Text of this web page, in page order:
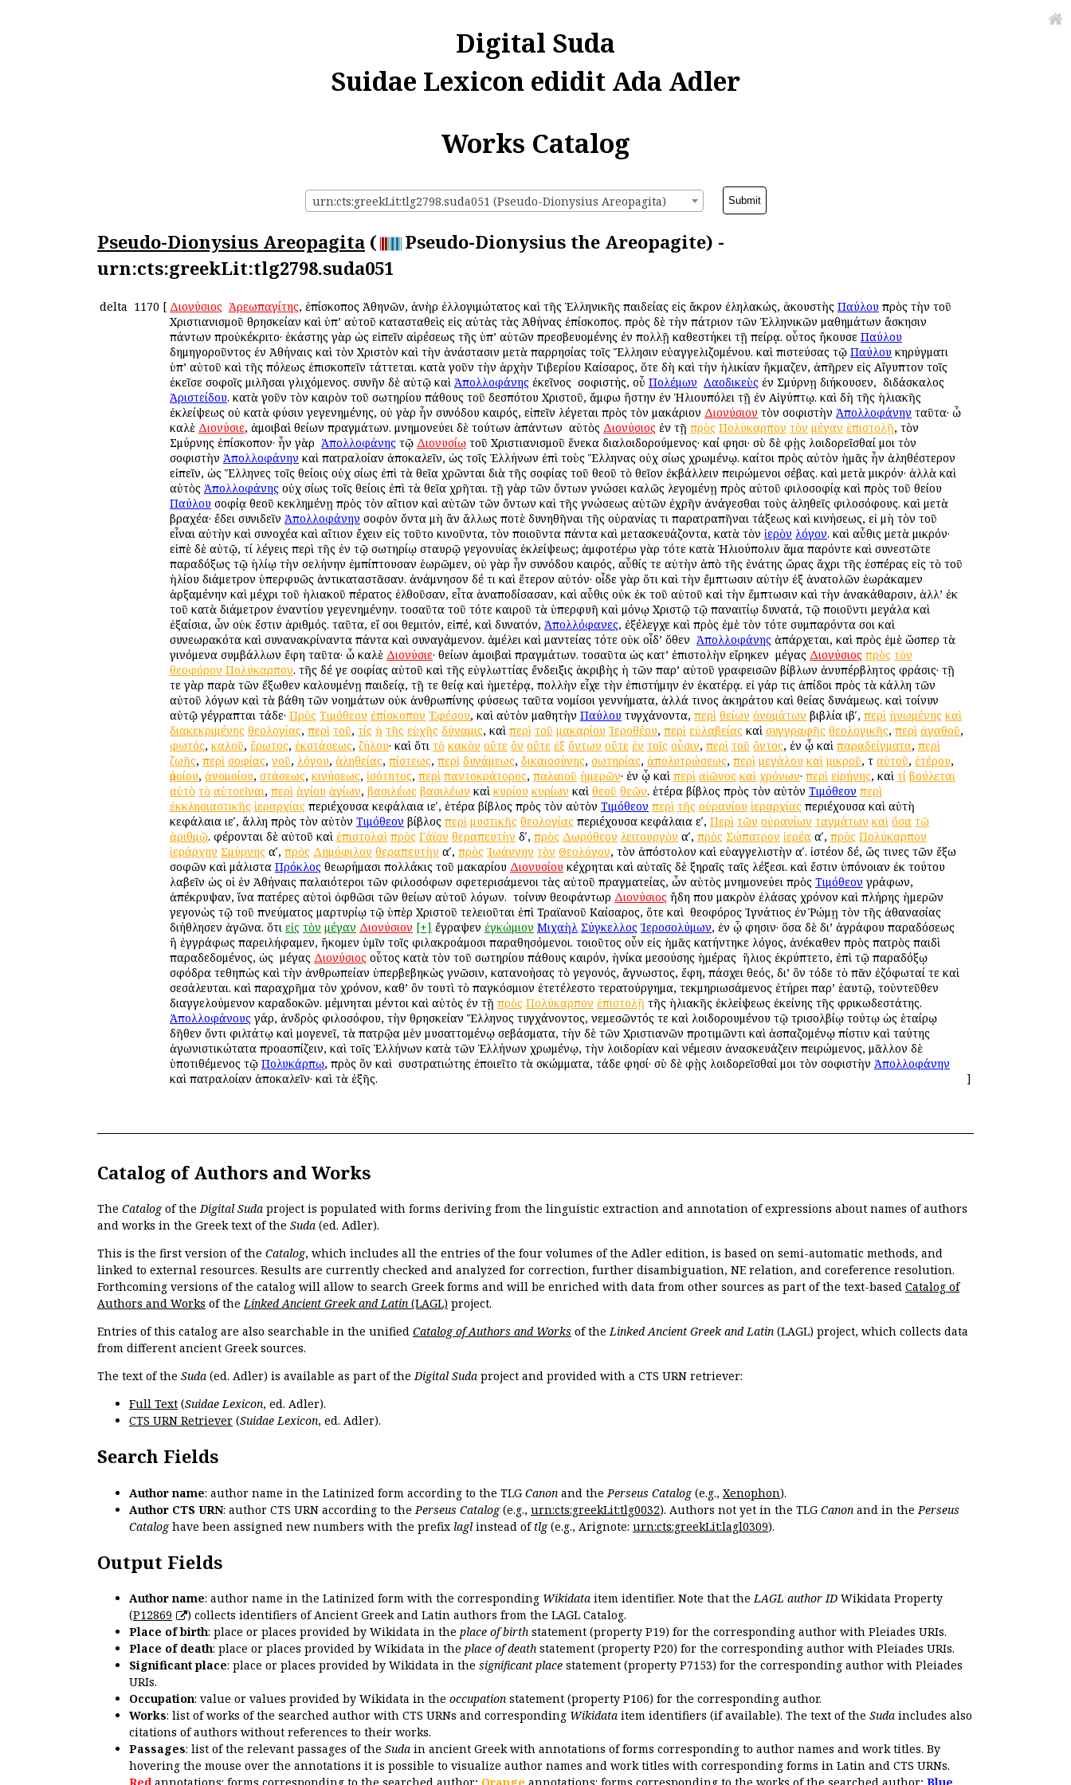
Digital Suda
Suidae Lexicon edidit Ada Adler
Works Catalog
urn:cts:greekLit:tlg2798.suda051 (Pseudo-Dionysius Areopagita)
Pseudo-Dionysius Areopagita (
Pseudo-Dionysius the Areopagite) -
urn:cts:greekLit:tlg2798.suda051
delta 1170 [ Διονύσιος Ἀρεωπαγίτης, ἐπίσκοπος Ἀθηνῶν, ἀνὴρ ἐλλογιμώτατος καὶ τῆς Ἑλληνικῆς παιδείας εἰς ἄκρον ἐληλακώς, ἀκουστὴς Παύλου πρὸς τὴν τοῦ
Χριστιανισμοῦ θρησκείαν καὶ ὑπ’ αὐτοῦ κατασταθεὶς εἰς αὐτὰς τὰς Ἀθήνας ἐπίσκοπος. πρὸς δὲ τὴν πάτριον τῶν Ἑλληνικῶν μαθημάτων ἄσκησιν
πάντων προὐκέκριτο· ἑκάστης γὰρ ὡς εἰπεῖν αἱρέσεως τῆς ὑπ’ αὐτῶν πρεσβευομένης ἐν πολλῇ καθεστήκει τῇ πείρᾳ. οὗτος ἤκουσε Παύλου
δημηγοροῦντος ἐν Ἀθήναις καὶ τὸν Χριστὸν καὶ τὴν ἀνάστασιν μετὰ παρρησίας τοῖς Ἕλλησιν εὐαγγελιζομένου. καὶ πιστεύσας τῷ Παύλου κηρύγματι
ὑπ’ αὐτοῦ καὶ τῆς πόλεως ἐπισκοπεῖν τάττεται. κατὰ γοῦν τὴν ἀρχὴν Τιβερίου Καίσαρος, ὅτε δὴ καὶ τὴν ἡλικίαν ἤκμαζεν, ἀπῆρεν εἰς Αἴγυπτον τοῖς
ἐκεῖσε σοφοῖς ὁμιλῆσαι γλιχόμενος. συνῆν δὲ αὐτῷ καὶ Ἀπολλοφάνης ἐκεῖνος ὁ σοφιστής, οὗ Πολέμων Λαοδικεὺς ἐν Σμύρνῃ διήκουσεν, ὁ διδάσκαλος
Ἀριστείδου. κατὰ γοῦν τὸν καιρὸν τοῦ σωτηρίου πάθους τοῦ δεσπότου Χριστοῦ, ἄμφω ἤστην ἐν Ἡλιουπόλει τῇ ἐν Αἰγύπτῳ. καὶ δὴ τῆς ἡλιακῆς
ἐκλείψεως οὐ κατὰ φύσιν γεγενημένης, οὐ γὰρ ἦν συνόδου καιρός, εἰπεῖν λέγεται πρὸς τὸν μακάριον Διονύσιον τὸν σοφιστὴν Ἀπολλοφάνην ταῦτα· ὦ
καλὲ Διονύσιε, ἀμοιβαὶ θείων πραγμάτων. μνημονεύει δὲ τούτων ἁπάντων ὁ αὐτὸς Διονύσιος ἐν τῇ πρὸς Πολύκαρπον τὸν μέγαν ἐπιστολῇ, τὸν
Σμύρνης ἐπίσκοπον· ἦν γὰρ ὁ Ἀπολλοφάνης τῷ Διονυσίῳ τοῦ Χριστιανισμοῦ ἕνεκα διαλοιδορούμενος· καί φησι· σὺ δὲ φῂς λοιδορεῖσθαί μοι τὸν
σοφιστὴν Ἀπολλοφάνην καὶ πατραλοίαν ἀποκαλεῖν, ὡς τοῖς Ἑλλήνων ἐπὶ τοὺς Ἕλληνας οὐχ ὁσίως χρωμένῳ. καίτοι πρὸς αὐτὸν ἡμᾶς ἦν ἀληθέστερον
εἰπεῖν, ὡς Ἕλληνες τοῖς θείοις οὐχ ὁσίως ἐπὶ τὰ θεῖα χρῶνται διὰ τῆς σοφίας τοῦ θεοῦ τὸ θεῖον ἐκβάλλειν πειρώμενοι σέβας. καὶ μετὰ μικρόν· ἀλλὰ καὶ
αὐτὸς Ἀπολλοφάνης οὐχ ὁσίως τοῖς θείοις ἐπὶ τὰ θεῖα χρῆται. τῇ γὰρ τῶν ὄντων γνώσει καλῶς λεγομένῃ πρὸς αὐτοῦ φιλοσοφίᾳ καὶ πρὸς τοῦ θείου
Παύλου σοφίᾳ θεοῦ κεκλημένῃ πρὸς τὸν αἴτιον καὶ αὐτῶν τῶν ὄντων καὶ τῆς γνώσεως αὐτῶν ἐχρῆν ἀνάγεσθαι τοὺς ἀληθεῖς φιλοσόφους. καὶ μετὰ
βραχέα· ἔδει συνιδεῖν Ἀπολλοφάνην σοφὸν ὄντα μὴ ἂν ἄλλως ποτὲ δυνηθῆναι τῆς οὐρανίας τι παρατραπῆναι τάξεως καὶ κινήσεως, εἰ μὴ τὸν τοῦ
εἶναι αὐτὴν καὶ συνοχέα καὶ αἴτιον ἔχειν εἰς τοῦτο κινοῦντα, τὸν ποιοῦντα πάντα καὶ μετασκευάζοντα, κατὰ τὸν ἱερὸν λόγον. καὶ αὖθις μετὰ μικρόν·
εἰπὲ δὲ αὐτῷ, τί λέγεις περὶ τῆς ἐν τῷ σωτηρίῳ σταυρῷ γεγονυίας ἐκλείψεως; ἀμφοτέρω γὰρ τότε κατὰ Ἡλιούπολιν ἅμα παρόντε καὶ συνεστῶτε
παραδόξως τῷ ἡλίῳ τὴν σελήνην ἐμπίπτουσαν ἑωρῶμεν, οὐ γὰρ ἦν συνόδου καιρός, αὖθίς τε αὐτὴν ἀπὸ τῆς ἐνάτης ὥρας ἄχρι τῆς ἑσπέρας εἰς τὸ τοῦ
ἡλίου διάμετρον ὑπερφυῶς ἀντικαταστᾶσαν. ἀνάμνησον δέ τι καὶ ἕτερον αὐτόν· οἶδε γὰρ ὅτι καὶ τὴν ἔμπτωσιν αὐτὴν ἐξ ἀνατολῶν ἑωράκαμεν
ἀρξαμένην καὶ μέχρι τοῦ ἡλιακοῦ πέρατος ἐλθοῦσαν, εἶτα ἀναποδίσασαν, καὶ αὖθις οὐκ ἐκ τοῦ αὐτοῦ καὶ τὴν ἔμπτωσιν καὶ τὴν ἀνακάθαρσιν, ἀλλ’ ἐκ
τοῦ κατὰ διάμετρον ἐναντίου γεγενημένην. τοσαῦτα τοῦ τότε καιροῦ τὰ ὑπερφυῆ καὶ μόνῳ Χριστῷ τῷ παναιτίῳ δυνατά, τῷ ποιοῦντι μεγάλα καὶ
ἐξαίσια, ὧν οὐκ ἔστιν ἀριθμός. ταῦτα, εἴ σοι θεμιτόν, εἰπέ, καὶ δυνατόν, Ἀπολλόφανες, ἐξέλεγχε καὶ πρὸς ἐμὲ τὸν τότε συμπαρόντα σοι καὶ
συνεωρακότα καὶ συνανακρίναντα πάντα καὶ συναγάμενον. ἀμέλει καὶ μαντείας τότε οὐκ οἶδ’ ὅθεν ὁ Ἀπολλοφάνης ἀπάρχεται, καὶ πρὸς ἐμὲ ὥσπερ τὰ
γινόμενα συμβάλλων ἔφη ταῦτα· ὦ καλὲ Διονύσιε· θείων ἀμοιβαὶ πραγμάτων. τοσαῦτα ὡς κατ’ ἐπιστολὴν εἴρηκεν ὁ μέγας Διονύσιος πρὸς τὸν
θεοφόρον Πολύκαρπον. τῆς δέ γε σοφίας αὐτοῦ καὶ τῆς εὐγλωττίας ἔνδειξις ἀκριβὴς ἡ τῶν παρ’ αὐτοῦ γραφεισῶν βίβλων ἀνυπέρβλητος φράσις· τῇ
τε γὰρ παρὰ τῶν ἔξωθεν καλουμένῃ παιδείᾳ, τῇ τε θείᾳ καὶ ἡμετέρᾳ, πολλὴν εἶχε τὴν ἐπιστήμην ἐν ἑκατέρᾳ. εἰ γάρ τις ἀπίδοι πρὸς τὰ κάλλη τῶν
αὐτοῦ λόγων καὶ τὰ βάθη τῶν νοημάτων οὐκ ἀνθρωπίνης φύσεως ταῦτα νομίσοι γεννήματα, ἀλλά τινος ἀκηράτου καὶ θείας δυνάμεως. καὶ τοίνυν
αὐτῷ γέγραπται τάδε· Πρὸς Τιμόθεον ἐπίσκοπον Ἐφέσου, καὶ αὐτὸν μαθητὴν Παύλου τυγχάνοντα, περὶ θείων ὀνομάτων βιβλία ιβʹ, περὶ ἡνωμένης καὶ
διακεκριμένης θεολογίας, περὶ τοῦ, τίς ἡ τῆς εὐχῆς δύναμις, καὶ περὶ τοῦ μακαρίου Ἱεροθέου, περὶ εὐλαβείας καὶ συγγραφῆς θεολογικῆς, περὶ ἀγαθοῦ,
φωτός, καλοῦ, ἔρωτος, ἐκστάσεως, ζήλου· καὶ ὅτι τὸ κακὸν οὔτε ὂν οὔτε ἐξ ὄντων οὔτε ἐν τοῖς οὖσιν, περὶ τοῦ ὄντος, ἐν ᾧ καὶ παραδείγματα, περὶ
ζωῆς, περὶ σοφίας,νοῦ, λόγου, ἀληθείας, πίστεως, περὶ δυνάμεως, δικαιοσύνης, σωτηρίας, ἀπολυτρώσεως, περὶ μεγάλου καὶ μικροῦ, τ αὐτοῦ, ἑτέρου,
ὁμοίου, ἀνομοίου, στάσεως, κινήσεως, ἰσότητος, περὶ παντοκράτορος, παλαιοῦ ἡμερῶν· ἐν ᾧ καὶ περὶ αἰῶνος καὶ χρόνων· περὶ εἰρήνης, καὶ τί βούλεται
αὐτὸ τὸ αὐτοεῖναι, περὶ ἁγίου ἁγίων, βασιλέως βασιλέων καὶ κυρίου κυρίων καὶ θεοῦ θεῶν. ἑτέρα βίβλος πρὸς τὸν αὐτὸν Τιμόθεον περὶ
ἐκκλησιαστικῆς ἱεραρχίας περιέχουσα κεφάλαια ιεʹ, ἑτέρα βίβλος πρὸς τὸν αὐτὸν Τιμόθεον περὶ τῆς οὐρανίου ἱεραρχίας περιέχουσα καὶ αὐτὴ
κεφάλαια ιεʹ, ἄλλη πρὸς τὸν αὐτὸν Τιμόθεον βίβλος περὶ μυστικῆς θεολογίας περιέχουσα κεφάλαια εʹ, Περὶ τῶν οὐρανίων ταγμάτων καὶ ὅσα τῷ
ἀριθμῷ. φέρονται δὲ αὐτοῦ καὶ ἐπιστολαὶ πρὸς Γάϊον θεραπευτὴν δʹ, πρὸς Δωρόθεον λειτουργὸν αʹ, πρὸς Σώπατρον ἱερέα αʹ, πρὸς Πολύκαρπον
ἱεράρχην Σμύρνης αʹ, πρὸς Δημόφιλον θεραπευτὴν αʹ, πρὸς Ἰωάννην τὸν Θεολόγον, τὸν ἀπόστολον καὶ εὐαγγελιστὴν αʹ. ἰστέον δέ, ὥς τινες τῶν ἔξω
σοφῶν καὶ μάλιστα Πρόκλος θεωρήμασι πολλάκις τοῦ μακαρίου Διονυσίου κέχρηται καὶ αὐταῖς δὲ ξηραῖς ταῖς λέξεσι. καὶ ἔστιν ὑπόνοιαν ἐκ τούτου
λαβεῖν ὡς οἱ ἐν Ἀθήναις παλαιότεροι τῶν φιλοσόφων σφετερισάμενοι τὰς αὐτοῦ πραγματείας, ὧν αὐτὸς μνημονεύει πρὸς Τιμόθεον γράφων,
ἀπέκρυψαν, ἵνα πατέρες αὐτοὶ ὀφθῶσι τῶν θείων αὐτοῦ λόγων. ὁ τοίνυν θεοφάντωρ Διονύσιος ἤδη που μακρὸν ἐλάσας χρόνον καὶ πλήρης ἡμερῶν
γεγονὼς τῷ τοῦ πνεύματος μαρτυρίῳ τῷ ὑπὲρ Χριστοῦ τελειοῦται ἐπὶ Τραϊανοῦ Καίσαρος, ὅτε καὶ ὁ θεοφόρος Ἰγνάτιος ἐν Ῥώμῃ τὸν τῆς ἀθανασίας
διήθλησεν ἀγῶνα. ὅτι εἰς τὸν μέγαν Διονύσιον [+] ἔγραψεν ἐγκώμιον Μιχαὴλ Σύγκελλος Ἱεροσολύμων, ἐν ᾧ φησιν· ὅσα δὲ δι’ ἀγράφου παραδόσεως
ἢ ἐγγράφως παρειλήφαμεν, ἥκομεν ὑμῖν τοῖς φιλακροάμοσι παραθησόμενοι. τοιοῦτος οὖν εἰς ἡμᾶς κατήντηκε λόγος, ἀνέκαθεν πρὸς πατρὸς παιδὶ
παραδεδομένος, ὡς ὁ μέγας Διονύσιος οὗτος κατὰ τὸν τοῦ σωτηρίου πάθους καιρόν, ἡνίκα μεσούσης ἡμέρας ὁ ἥλιος ἐκρύπτετο, ἐπὶ τῷ παραδόξῳ
σφόδρα τεθηπὼς καὶ τὴν ἀνθρωπείαν ὑπερβεβηκὼς γνῶσιν, κατανοήσας τὸ γεγονός, ἄγνωστος, ἔφη, πάσχει θεός, δι’ ὃν τόδε τὸ πᾶν ἐζόφωταί τε καὶ
σεσάλευται. καὶ παραχρῆμα τὸν χρόνον, καθ’ ὃν τουτὶ τὸ παγκόσμιον ἐτετέλεστο τερατούργημα, τεκμηριωσάμενος ἐτήρει παρ’ ἑαυτῷ, τοὐντεῦθεν
διαγγελούμενον καραδοκῶν. μέμνηται μέντοι καὶ αὐτὸς ἐν τῇ πρὸς Πολύκαρπον ἐπιστολῇ τῆς ἡλιακῆς ἐκλείψεως ἐκείνης τῆς φρικωδεστάτης.
Ἀπολλοφάνουςγάρ, ἀνδρὸς φιλοσόφου, τὴν θρησκείαν Ἕλληνος τυγχάνοντος, νεμεσῶντός τε καὶ λοιδορουμένου τῷ τρισολβίῳ τούτῳ ὡς ἑταίρῳ
δῆθεν ὄντι φιλτάτῳ καὶ ὁμογενεῖ, τὰ πατρῷα μὲν μυσαττομένῳ σεβάσματα, τὴν δὲ τῶν Χριστιανῶν προτιμῶντι καὶ ἀσπαζομένῳ πίστιν καὶ ταύτης
ἀγωνιστικώτατα προασπίζειν, καὶ τοῖς Ἑλλήνων κατὰ τῶν Ἑλλήνων χρωμένῳ, τὴν λοιδορίαν καὶ νέμεσιν ἀνασκευάζειν πειρώμενος, μᾶλλον δὲ
ὑποτιθέμενος τῷ Πολυκάρπῳ, πρὸς ὃν καὶ ὁ συστρατιώτης ἐποιεῖτο τὰ σκώμματα, τάδε φησί· σὺ δὲ φῂς λοιδορεῖσθαί μοι τὸν σοφιστὴν Ἀπολλοφάνην
καὶ πατραλοίαν ἀποκαλεῖν· καὶ τὰ ἑξῆς.
]
Catalog of Authors and Works
The Catalogof theDigital Suda project is populated with forms deriving from the linguistic extraction and annotation of expressions about names of authors
and works in the Greek text of the Suda (ed. Adler).
This is the first version of the Catalog, which includes all the entries of the four volumes of the Adler edition, is based on semi-automatic methods, and
linked to external resources. Results are currently checked and analyzed for correction, further disambiguation, NE relation, and coreference resolution.
Forthcoming versions of the catalog will allow to search Greek forms and will be enriched with data from other sources as part of the text-based Catalog of
Authors and Works of theLinked Ancient Greek and Latin (LAGL) project.
Entries of this catalog are also searchable in the unified Catalog of Authors and Works of theLinked Ancient Greek and Latin (LAGL) project, which collects data
from different ancient Greek sources.
The text of the Suda (ed. Adler) is available as part of theDigital Suda project and provided with a CTS URN retriever:
Full Text (Suidae Lexicon, ed. Adler).
CTS URN Retriever (Suidae Lexicon, ed. Adler).
Search Fields
Author name: author name in the Latinized form according to the TLG Canon and the Perseus Catalog(e.g., Xenophon).
Author CTS URN: author CTS URN according to the Perseus Catalog(e.g., urn:cts:greekLit:tlg0032). Authors not yet in the TLG Canon and in the Perseus
Cataloghave been assigned new numbers with the prefix lagl instead of tlg(e.g., Arignote: urn:cts:greekLit:lagl0309).
Output Fields
Author name: author name in the Latinized form with the corresponding Wikidata item identifier. Note that theLAGL author ID Wikidata Property
(P12869
) collects identifiers of Ancient Greek and Latin authors from the LAGL Catalog.
Place of birth: place or places provided by Wikidata in the place of birth statement (property P19) for the corresponding author with Pleiades URIs.
Place of death: place or places provided by Wikidata in the place of death statement (property P20) for the corresponding author with Pleiades URIs.
Significant place: place or places provided by Wikidata in the significant place statement (property P7153) for the corresponding author with Pleiades
URIs.
Occupation: value or values provided by Wikidata in the occupation statement (property P106) for the corresponding author.
Works: list of works of the searched author with CTS URNs and corresponding Wikidata item identifiers (if available). The text of the Suda includes also
citations of authors without references to their works.
Passages: list of the relevant passages of the Suda in ancient Greek with annotations of forms corresponding to author names and work titles. By
hovering the mouse over the annotations it is possible to visualize author names and work titles with corresponding forms in Latin and CTS URNs.